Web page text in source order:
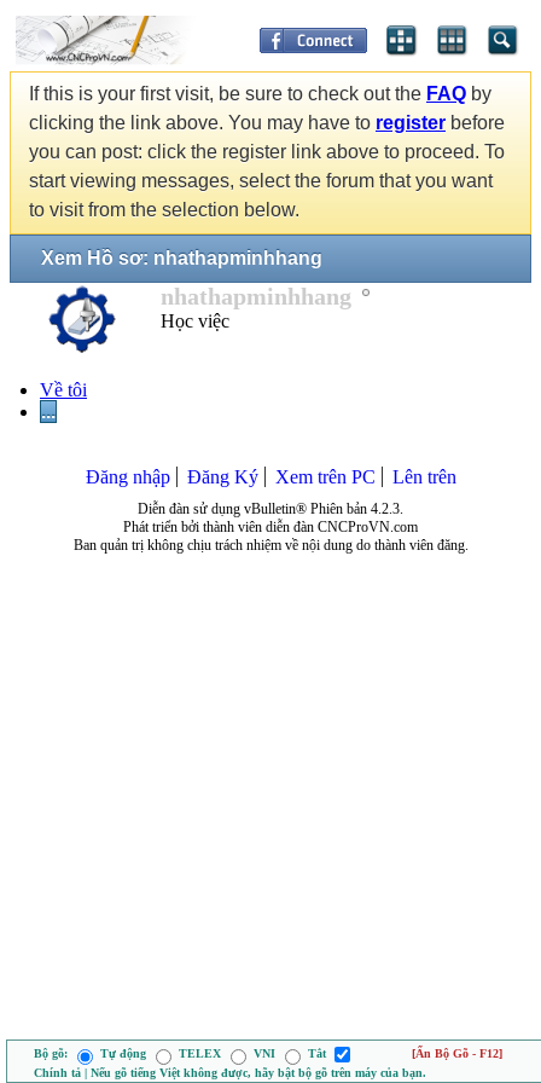
If this is your first visit, be sure to check out the FAQ by
clicking the link above. You may have to register before
you can post: click the register link above to proceed. To
start viewing messages, select the forum that you want
to visit from the selection below.
Xem Hồ sơ: nhathapminhhang
nhathapminhhang
Học việc
Về tôi
...
Đăng nhập Đăng Ký Xem trên PC Lên trên
Diễn đàn sử dụng vBulletin® Phiên bản 4.2.3.
Phát triển bởi thành viên diễn đàn CNCProVN.com
Ban quản trị không chịu trách nhiệm về nội dung do thành viên đăng.
Bộ gõ: Tự động TELEX VNI Tắt
[Ẩn Bộ Gõ - F12]
Chính tả | Nếu gõ tiếng Việt không được, hãy bật bộ gõ trên máy của bạn.